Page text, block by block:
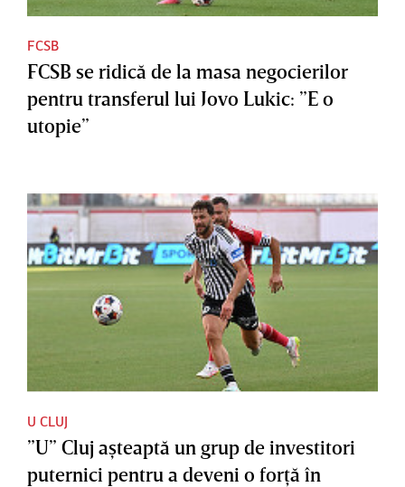
FCSB
FCSB se ridică de la masa negocierilor
pentru transferul lui Jovo Lukic: ”E o
utopie”
U CLUJ
”U” Cluj aşteaptă un grup de investitori
puternici pentru a deveni o forţă în